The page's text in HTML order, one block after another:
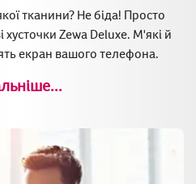
тканини? Не біда! Просто
Zewa Deluxe. М'які й
екран вашого телефона.